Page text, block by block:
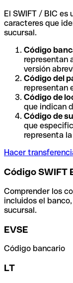
El SWIFT / BIC
caracteres que
sucursal.
Código
representan
versión
Código del
representan
Código de
que indican
Código de
que
representa
Hacer
Código SWIFT
Comprender los
incluidos el
sucursal.
EVSE
Código bancario
LT